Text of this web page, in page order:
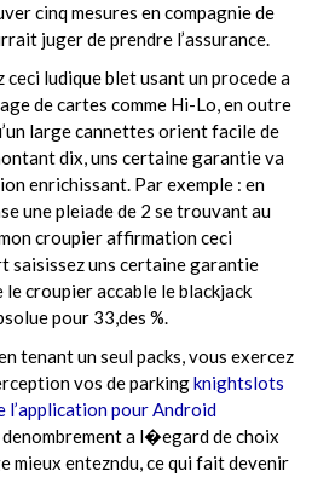
cinq mesures en compagnie de
juger de prendre l’assurance.
ceci ludique blet usant un procede a
de cartes comme Hi-Lo, en outre
large cannettes orient facile de
dix, uns certaine garantie va
enrichissant. Par exemple : en
une pleiade de 2 se trouvant au
croupier affirmation ceci
saisissez uns certaine garantie
le croupier accable le blackjack
pour 33,des %.
tenant un seul packs, vous exercez
vos de parkingknightslots
l’application pour Android
denombrement a l�egard de choix
mieux entezndu, ce qui fait devenir